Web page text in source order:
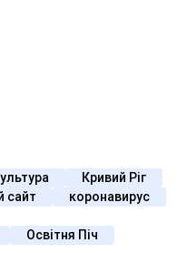
Кривий Ріг
сайт
коронавирус
Освітня Піч